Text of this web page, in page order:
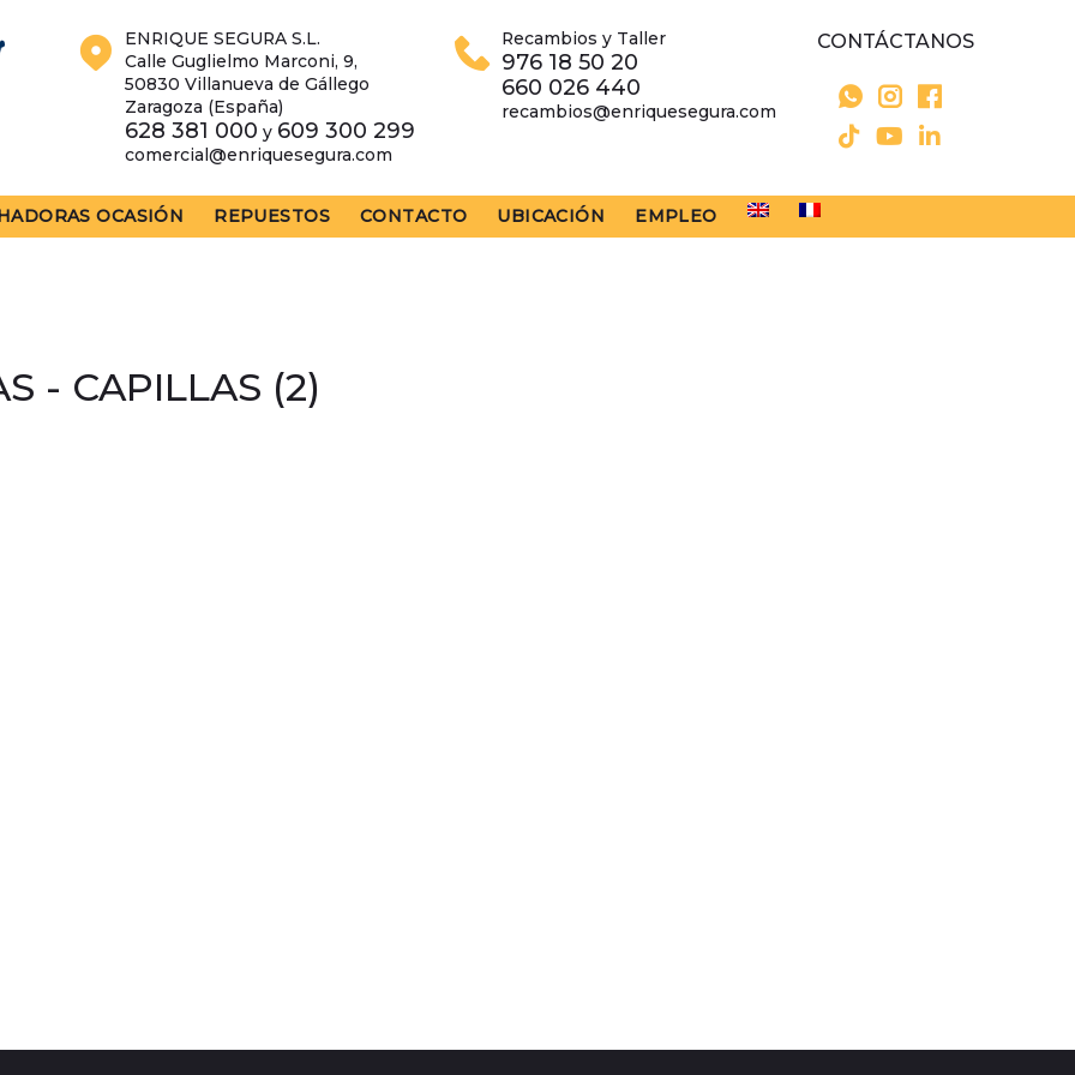
ENRIQUE SEGURA S.L.
Calle Guglielmo Marconi, 9,
50830 Villanueva de Gállego
Zaragoza (España)
628 381 000 y 609 300 299
comercial@enriquesegura.com
Recambios y Taller
976 18 50 20
660 026 440
recambios@enriquesegura.com
CONTÁCTANOS
OCASIÓN REPUESTOS CONTACTO UBICACIÓN EMPLEO
- CAPILLAS (2)